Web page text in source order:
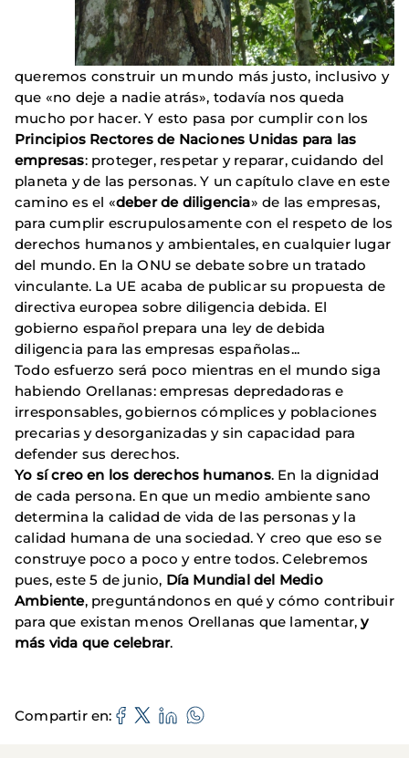
queremos construir un mundo más justo, inclusivo y
que «no deje a nadie atrás», todavía nos queda
mucho por hacer. Y esto pasa por cumplir con los
Principios Rectores de Naciones Unidas para las
empresas: proteger, respetar y reparar, cuidando del
planeta y de las personas. Y un capítulo clave en este
camino es el «deber de diligencia» de las empresas,
para cumplir escrupulosamente con el respeto de los
derechos humanos y ambientales, en cualquier lugar
del mundo. En la ONU se debate sobre un tratado
vinculante. La UE acaba de publicar su propuesta de
directiva europea sobre diligencia debida. El
gobierno español prepara una ley de debida
diligencia para las empresas españolas...
Todo esfuerzo será poco mientras en el mundo siga
habiendo Orellanas: empresas depredadoras e
irresponsables, gobiernos cómplices y poblaciones
precarias y desorganizadas y sin capacidad para
defender sus derechos.
Yo sí creo en los derechos humanos. En la dignidad
de cada persona. En que un medio ambiente sano
determina la calidad de vida de las personas y la
calidad humana de una sociedad. Y creo que eso se
construye poco a poco y entre todos. Celebremos
pues, este 5 de junio, Día Mundial del Medio
Ambiente, preguntándonos en qué y cómo contribuir
para que existan menos Orellanas que lamentar,y
más vida que celebrar.
Compartir en